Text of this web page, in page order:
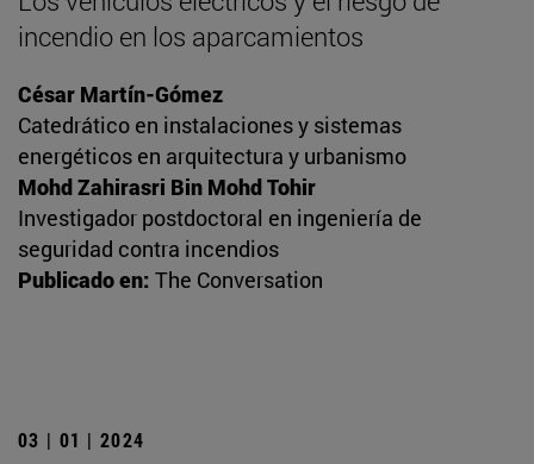
incendio en los aparcamientos
César Martín-Gómez
Catedrático en instalaciones y sistemas
energéticos en arquitectura y urbanismo
Mohd Zahirasri Bin Mohd Tohir
Investigador postdoctoral en ingeniería de
seguridad contra incendios
Publicado en: The Conversation
03 | 01 | 2024